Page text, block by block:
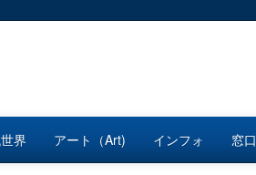
界 アート（Art) インフォ 窓口